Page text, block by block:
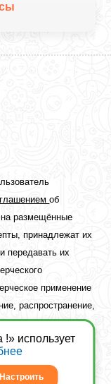
об
на размещённые
принадлежат их
передавать их
применение
распространение,
при наличии
использует
Настроить